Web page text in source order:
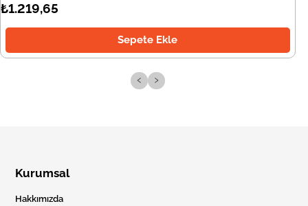
₺1.219,65
Sepete Ekle
‹ ›
Kurumsal
Hakkımızda